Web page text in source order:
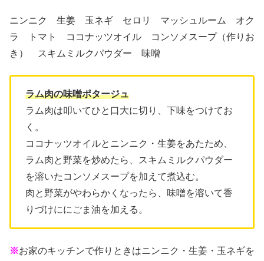
ニンニク 生姜 玉ネギ セロリ マッシュルーム オク
ラ トマト ココナッツオイル コンソメスープ（作りお
き） スキムミルクパウダー 味噌
ラム肉の味噌ポタージュ
ラム肉は叩いてひと口大に切り、下味をつけてお
く。
ココナッツオイルとニンニク・生姜をあたため、
ラム肉と野菜を炒めたら、スキムミルクパウダー
を溶いたコンソメスープを加えて煮込む。
肉と野菜がやわらかくなったら、味噌を溶いて香
りづけににごま油を加える。
※お家のキッチンで作りときはニンニク・生姜・玉ネギを